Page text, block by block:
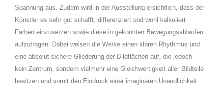
Spannung aus. Zudem wird in der Ausstellung ersichtlich, dass der
Künstler es sehr gut schafft, differenziert und wohl kalkuliert
Farben einzusetzen sowie diese in gekonnten Bewegungsabläufen
aufzutragen. Dabei weisen die Werke einen klaren Rhythmus und
eine absolut sichere Gliederung der Bildflächen auf, die jedoch
kein Zentrum, sondern vielmehr eine Gleichwertigkeit aller Bildteile
besitzen und somit den Eindruck einer imaginären Unendlichkeit